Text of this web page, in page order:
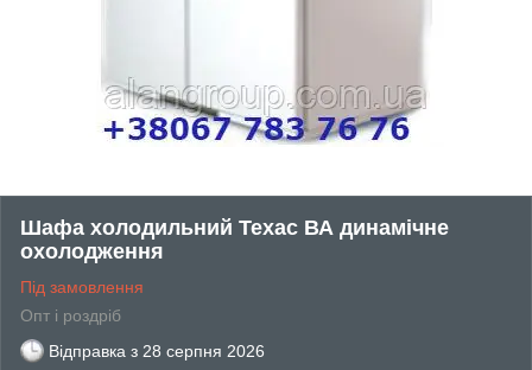
Шафа холодильний Техас ВА динамічне
охолодження
Під замовлення
Опт і роздріб
Відправка з 28 серпня 2026